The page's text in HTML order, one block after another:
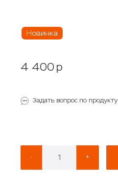
Новинка
4 400 p
Задать вопрос по продукту
- +